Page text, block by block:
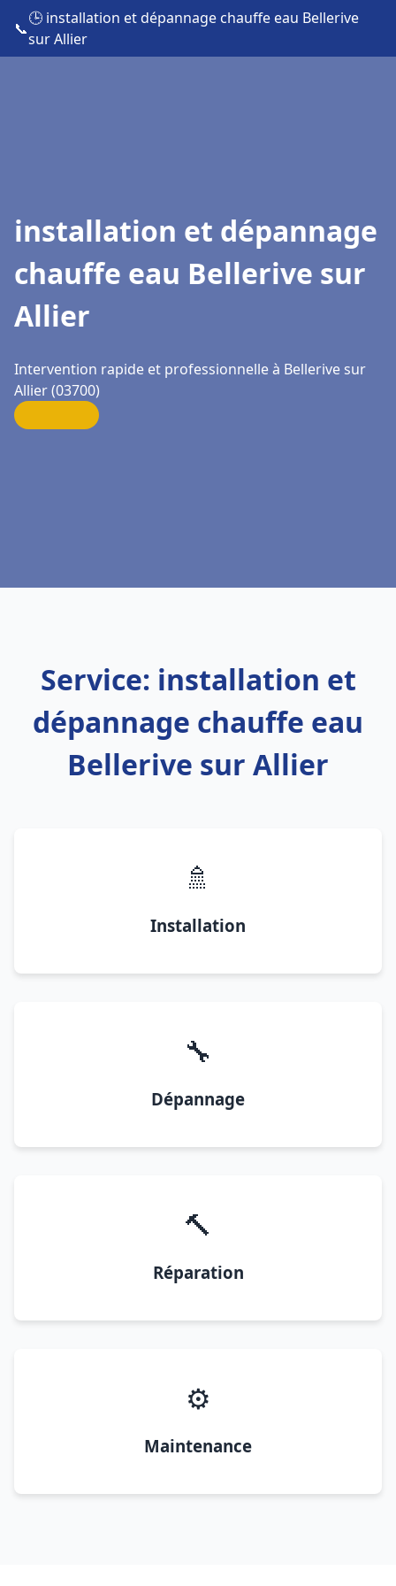
📞
🕒 installation et dépannage chauffe eau Bellerive
sur Allier
installation et dépannage
chauffe eau Bellerive sur
Allier
Intervention rapide et professionnelle à Bellerive sur
Allier (03700)
Service: installation et
dépannage chauffe eau
Bellerive sur Allier
🚿
Installation
🔧
Dépannage
🔨
Réparation
⚙️
Maintenance